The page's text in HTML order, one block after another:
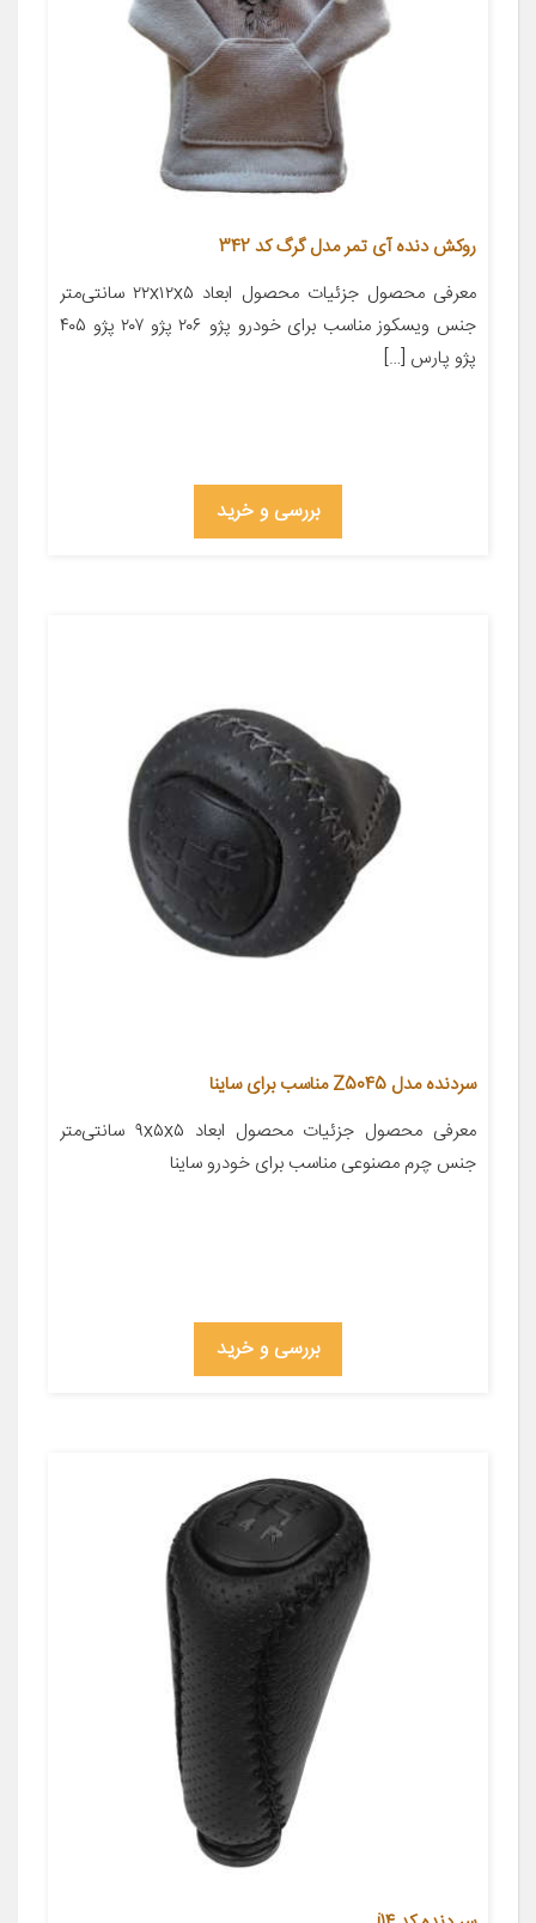
روکش دنده آی تمر مدل گرگ کد 342
معرفی محصول جزئیات محصول ابعاد ۲۲x۱۲x۵ سانتی‌متر
جنس ویسکوز مناسب برای خودرو پژو ۲۰۶ پژو ۲۰۷ پژو ۴۰۵
پژو پارس […]
بررسی و خرید
سردنده مدل Z5045 مناسب برای ساینا
معرفی محصول جزئیات محصول ابعاد ۹x۵x۵ سانتی‌متر
جنس چرم مصنوعی مناسب برای خودرو ساینا
بررسی و خرید